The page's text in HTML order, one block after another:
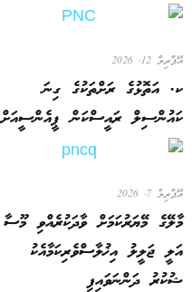
އޭޕްރިލް 12, 2026
ކ. އަތޮޅުގެ ރަށްތަކުގެ ގިނަ
ކައުންސިލް ރައީސްކަން ޕީއެންސީއަށް
އޭޕްރިލް 7, 2026
މާލޭގެ މޭޔަރުކަމަށް ވާދަކުރެއްވި މޫސާ
އަލީ ޖަލީލު އިޚުލާސްވެރިކަމާއެކު
ޝުކުރު ދަންނަވައިފި